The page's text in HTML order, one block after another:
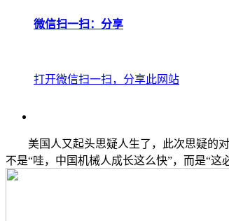
微信扫一扫：分享
打开微信扫一扫，分享此网站
美国人又起头思疑人生了，此次思疑的对
不是“哇，中国机械人成长这么快”，而是“